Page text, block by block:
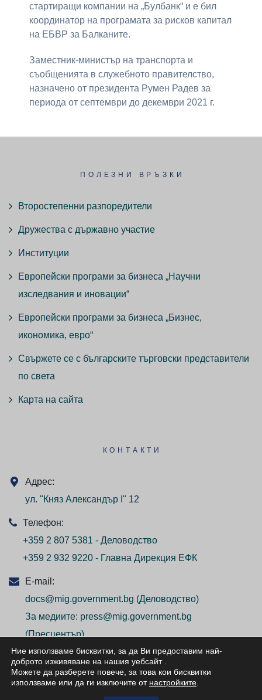
стартиращи компании на „Булбанк“ и е бил
координатор на програмата за рисков капитал
на ЕБВР за Балканите.
Заместник-министър на транспорта и
съобщенията в служебното правителство,
назначено от президента Румен Радев за
периода от септември до декември 2021 г.
ПОЛЕЗНИ ВРЪЗКИ
Второстепенни разпоредители
Дружества с държавно участие
Институции
Европейски програми за бизнеса „Научни
изследвания и иновации“
Европейски програми за бизнеса „Бизнес,
икономика, евро“
Свържете се с българските търговски представители
по света
Карта на сайта
КОНТАКТИ
Адрес:
ул. "Княз Александър I" 12
Телефон:
+359 2 807 5381 - Деловодство
+359 2 932 9220 - Главна Дирекция ЕФК
E-mail:
docs@mig.government.bg (Деловодство)
За медиите: press@mig.government.bg
(Пресцентър)
Ние използваме бисквитки, за да Ви предоставим най-
доброто изживяване на нашия уебсайт.
Можете да разберете повече, за това кои бисквитки
използваме или да ги изключите от настройките